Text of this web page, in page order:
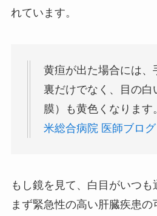
れています。
黄疸が出た場合には、
裏だけでなく、目の白
膜）も黄色くなります
米総合病院 医師ブログ
もし鏡を見て、白目がいつも
まず緊急性の高い肝臓疾患の